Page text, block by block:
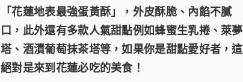
「花蓮地表最強蛋黃酥」，外皮酥脆、內餡不膩
口，此外還有多款人氣甜點例如蜂蜜生乳捲、萊夢
塔、酒漬葡萄抹茶塔等，如果你是甜點愛好者，這
絕對是來到花蓮必吃的美食！